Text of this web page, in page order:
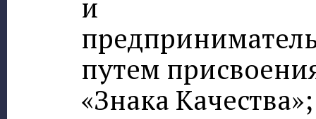
и
путем
«Знака Качества»;